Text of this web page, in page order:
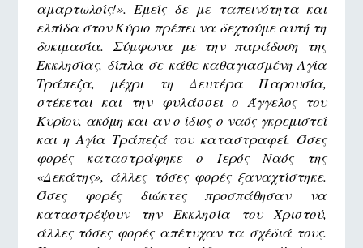
αμαρτωλοίς!». Εμείς δε με ταπεινότητα και
ελπίδα στον Κύριο πρέπει να δεχτούμε αυτή τη
δοκιμασία. Σύμφωνα με την παράδοση της
Εκκλησίας, δίπλα σε κάθε καθαγιασμένη Αγία
Τράπεζα, μέχρι τη Δευτέρα Παρουσία,
στέκεται και την φυλάσσει ο Άγγελος του
Κυρίου, ακόμη και αν ο ίδιος ο ναός γκρεμιστεί
και η Αγία Τράπεζά του καταστραφεί. Όσες
φορές καταστράφηκε ο Ιερός Ναός της
«Δεκάτης», άλλες τόσες φορές ξαναχτίστηκε.
Όσες φορές διώκτες προσπάθησαν να
καταστρέψουν την Εκκλησία του Χριστού,
άλλες τόσες φορές απέτυχαν τα σχέδιά τους.